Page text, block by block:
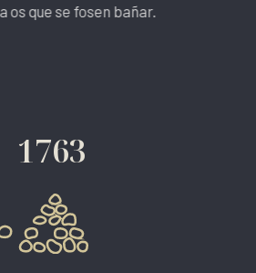
os que se fosen bañar.
1763